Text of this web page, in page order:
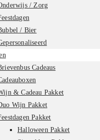
/ Zorg
/ Bier
Cadeaus
& Cadeau Pakket
Wijn Pakket
Pakket
Halloween Pakket